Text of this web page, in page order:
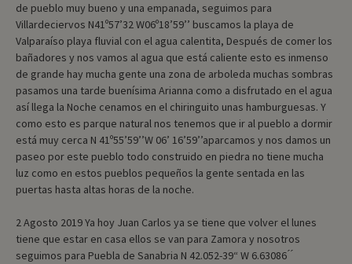
de pueblo muy bueno y una empanada, seguimos para
Villardeciervos N41º57’32 W06º18’59’’ buscamos la playa de
Valparaíso playa fluvial con el agua calentita, Después de comer los
bañadores y nos vamos al agua que está caliente esto es inmenso
de grande hay mucha gente una zona de arboleda muchas sombras
pasamos una tarde buenísima Arianna como a disfrutado en el agua
así llega la Noche cenamos en el chiringuito unas hamburguesas. Y
como esto es parque natural nos tenemos que ir al pueblo a dormir
está muy cerca N 41º55’59’’W 06’ 16’59’’aparcamos y nos damos un
paseo por este pueblo todo construido en piedra no tiene mucha
luz como en estos pueblos pequeños la gente sentada en las
puertas hasta altas horas de la noche.
2 Agosto 2019 Ya hoy Juan Carlos ya se tiene que volver el lunes
tiene que estar en casa ellos se van para Zamora y nosotros
seguimos para Puebla de Sanabria N 42.052-39“ W 6.63086 ́ ́